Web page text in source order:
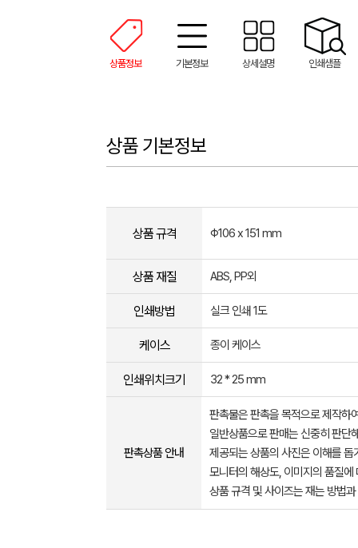
상품정보 기본정보 상세설명 인쇄샘플
상품 기본정보
상품 규격 Φ106 x 151 mm
상품 재질 ABS, PP외
인쇄방법 실크 인쇄 1도
케이스 종이 케이스
인쇄위치크기 32 * 25 mm
판촉상품 안내
판촉물은 판촉을 목적으로 제작하
일반상품으로 판매는 신중히 판단
제공되는 상품의 사진은 이해를
모니터의 해상도, 이미지의 품질
상품 규격 및 사이즈는 재는 방법